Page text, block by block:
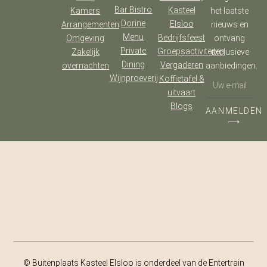
Kamers
Arrangementen
Omgeving
Zakelijk
overnachten
Bar Bistro
Dorine
Menu
Private
Dining
Wijnproeverij
Kasteel
Elsloo
Bedrijfsfeest
Groepsactiviteiten
Vergaderen
Koffietafel &
uitvaart
Blogs
het laatste
nieuws en
ontvang
exclusieve
aanbiedingen.
AANMELDEN
⟶
© Buitenplaats Kasteel Elsloo is onderdeel van de Entertrain